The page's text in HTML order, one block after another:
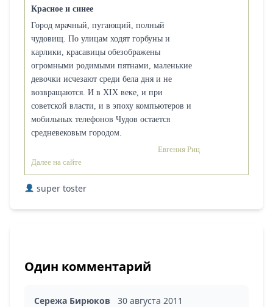
Красное и синее
Город мрачный, пугающий, полный
чудовищ. По улицам ходят горбуны и
карлики, красавицы обезображены
огромными родимыми пятнами, маленькие
девочки исчезают среди бела дня и не
возвращаются. И в XIX веке, и при
советской власти, и в эпоху компьютеров и
мобильных телефонов Чудов остается
средневековым городом.
Евгения Риц
Далее на сайте
super toster
Один комментарий
Сережа Бирюков 30 августа 2011